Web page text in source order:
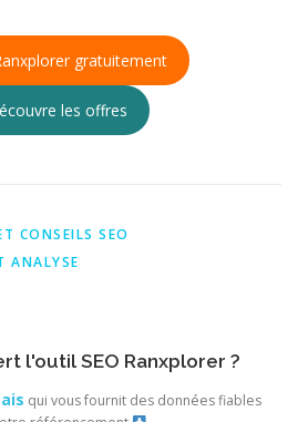
gratuitement
les offres
CONSEILS SEO
ANALYSE
l'outil SEO Ranxplorer ?
qui vous fournit des données fiables